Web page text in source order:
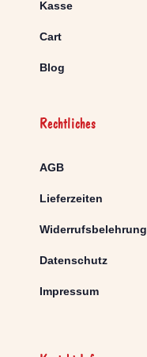
Kasse
Cart
Blog
Rechtliches
AGB
Lieferzeiten
Widerrufsbelehrung
Datenschutz
Impressum